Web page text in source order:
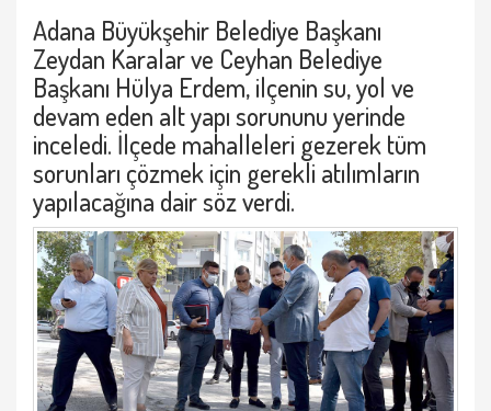
Adana Büyükşehir Belediye Başkanı
Zeydan Karalar ve Ceyhan Belediye
Başkanı Hülya Erdem, ilçenin su, yol ve
devam eden alt yapı sorununu yerinde
inceledi. İlçede mahalleleri gezerek tüm
sorunları çözmek için gerekli atılımların
yapılacağına dair söz verdi.